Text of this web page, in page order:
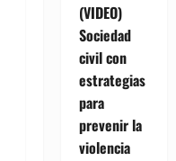
(VIDEO)
Sociedad
civil con
estrategias
para
prevenir la
violencia